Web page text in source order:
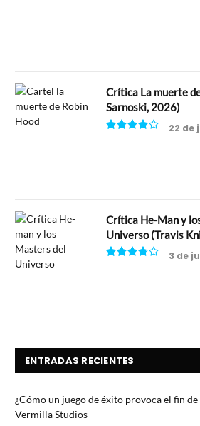
Crítica La muerte
Sarnoski, 2026)
22 de
Crítica He-Man y
Universo (Travis
3 de
ENTRADAS RECIENTES
¿Cómo un juego de éxito provoca el fin
Vermilla Studios